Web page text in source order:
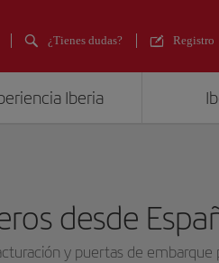
¿Tienes dudas? Registro
Iberia
desde
y puertas de embarque